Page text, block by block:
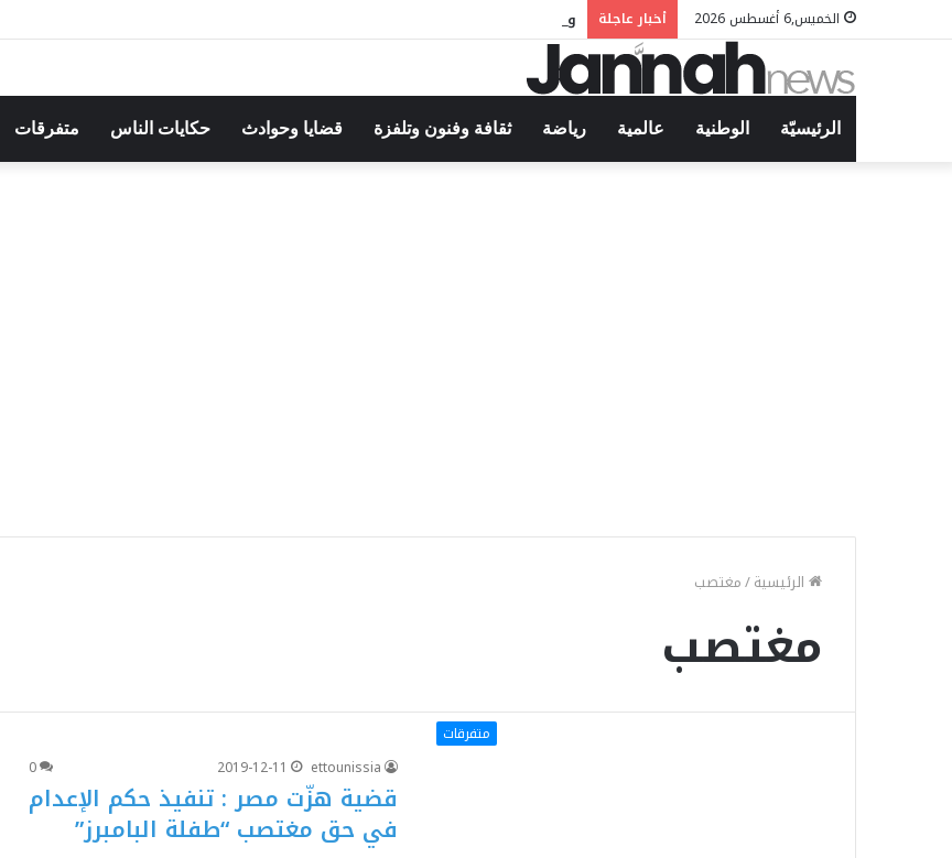
الخميس,6 أغسطس 2026 أخبار عاجلة وليد التونسي في مهرجان بوقرنين: سهرة تحتفي بالموروث الشعبي وصالح الفرزيط في
الرئيسيّة الوطنية عالمية رياضة ثقافة وفنون وتلفزة قضايا وحوادث حكايات الناس متفرقات
الرئيسية/مغتصب
مغتصب
متفرقات
ettounissia
2019-12-11
0
قضية هزّت مصر : تنفيذ حكم الإعدام
في حق مغتصب “طفلة البامبرز”